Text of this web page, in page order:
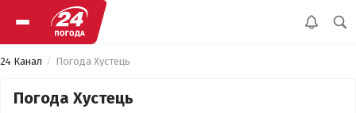
24 Канал Погода Хустець
Погода Хустець